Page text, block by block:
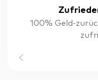
100% Geld-